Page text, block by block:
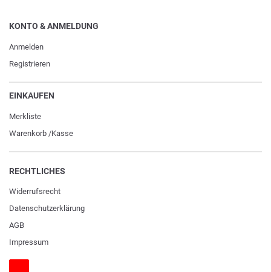
KONTO & ANMELDUNG
Anmelden
Registrieren
EINKAUFEN
Merkliste
Warenkorb /Kasse
RECHTLICHES
Widerrufs­recht
Daten­schutz­erklärung
AGB
Impressum